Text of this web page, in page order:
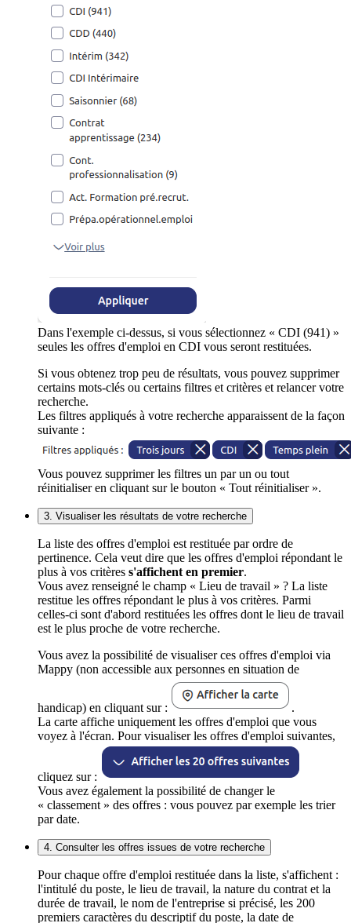
Dans l'exemple ci-dessus, si vous sélectionnez « CDI (941) »
seules les offres d'emploi en CDI vous seront restituées.
Si vous obtenez trop peu de résultats, vous pouvez supprimer
certains mots-clés ou certains filtres et critères et relancer votre
recherche.
Les filtres appliqués à votre recherche apparaissent de la façon
suivante :
Vous pouvez supprimer les filtres un par un ou tout
réinitialiser en cliquant sur le bouton « Tout réinitialiser ».
3. Visualiser les résultats de votre recherche
La liste des offres d'emploi est restituée par ordre de
pertinence. Cela veut dire que les offres d'emploi répondant le
plus à vos critères s'affichent en premier.
Vous avez renseigné le champ « Lieu de travail » ? La liste
restitue les offres répondant le plus à vos critères. Parmi
celles-ci sont d'abord restituées les offres dont le lieu de travail
est le plus proche de votre recherche.
Vous avez la possibilité de visualiser ces offres d'emploi via
Mappy (non accessible aux personnes en situation de
handicap) en cliquant sur :
.
La carte affiche uniquement les offres d'emploi que vous
voyez à l'écran. Pour visualiser les offres d'emploi suivantes,
cliquez sur :
Vous avez également la possibilité de changer le
« classement » des offres : vous pouvez par exemple les trier
par date.
4. Consulter les offres issues de votre recherche
Pour chaque offre d'emploi restituée dans la liste, s'affichent :
l'intitulé du poste, le lieu de travail, la nature du contrat et la
durée de travail, le nom de l'entreprise si précisé, les 200
premiers caractères du descriptif du poste, la date de